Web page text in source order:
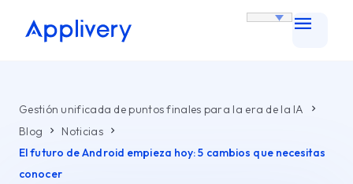
Gestión unificada de puntos finales para la era de la IA
Blog
Noticias
El futuro de Android empieza hoy: 5 cambios que necesitas
conocer